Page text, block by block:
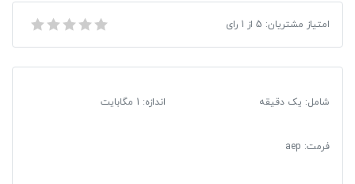
موزیک پلیر اکولایزر – شماره 8
امتیاز مشتریان: 5 از 1 رای
شامل: یک دقیقه اندازه: 1 مگابایت
فرمت:
aep